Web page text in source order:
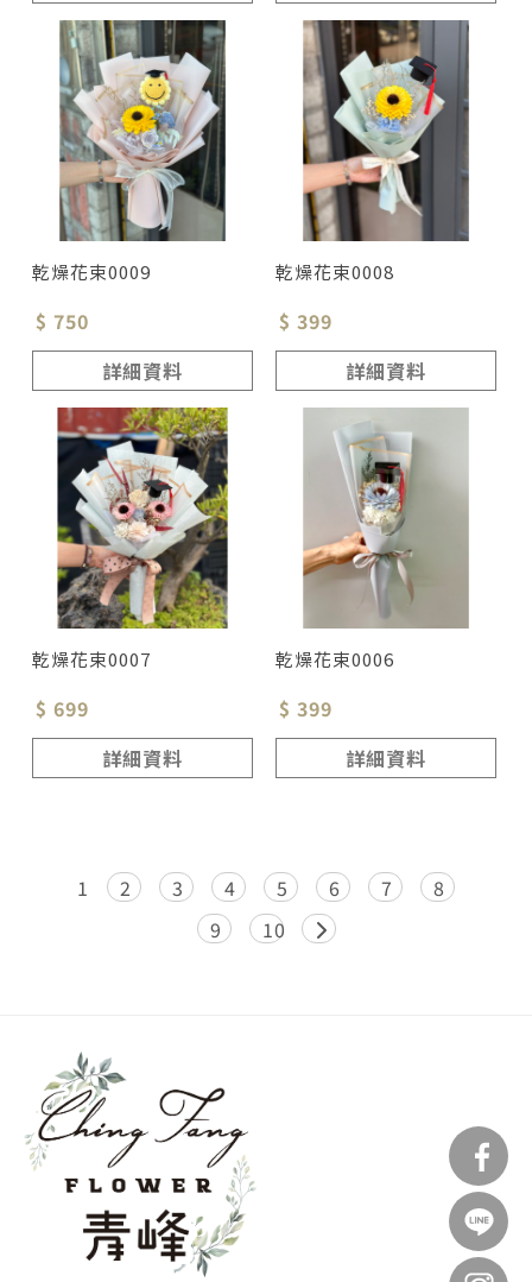
乾燥花束0009
$ 750
詳細資料
乾燥花束0008
$ 399
詳細資料
乾燥花束0007
$ 699
詳細資料
乾燥花束0006
$ 399
詳細資料
1 2 3 4 5 6 7
8
9
10